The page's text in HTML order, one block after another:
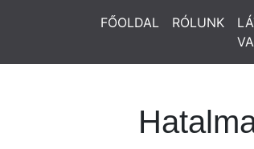
FŐOLDAL RÓLUNK